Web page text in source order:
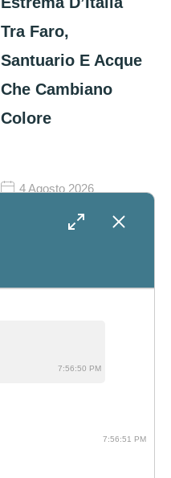
Tra Faro,
Santuario E Acque
Che Cambiano
Colore
4 Agosto 2026
Cosa Fare In
Attorno Al
Gli Ospiti7:56:50 PM
7:56:51 PM